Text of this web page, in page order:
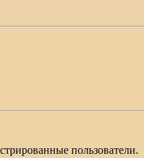
пользователи.